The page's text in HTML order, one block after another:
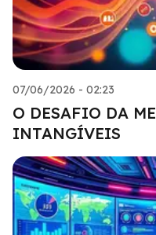
07/06/2026 - 02:23
O DESAFIO DA
INTANGÍVEIS